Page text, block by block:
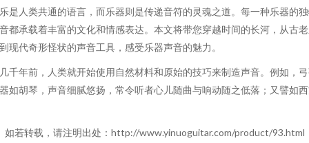
是人类共通的语言，而乐器则是传递音符的灵魂之道。每一种乐器的
都承载着丰富的文化和情感表达。本文将带您穿越时间的长河，从古
现代奇形怪状的声音工具，感受乐器声音的魅力。
千年前，人类就开始使用自然材料和原始的技巧来制造声音。例如，
如胡琴，声音细腻悠扬，常令听者心儿随曲与响动随之低落；又譬如
如若转载，请注明出处：http://www.yinuoguitar.com/product/93.html